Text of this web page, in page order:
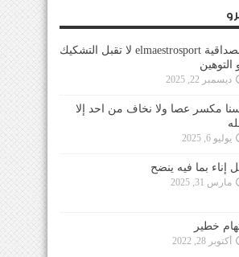
مصداقية elmaestrosport لا تقبل التشكيك
التوهين
ديسمبر 22, 2025
مكسر عصا ولا نخاف من احد إلا
يوليو 6, 2025
إناء بما فيه ينضح
مارس 31, 2025
خطير
أكتوبر 28, 2022